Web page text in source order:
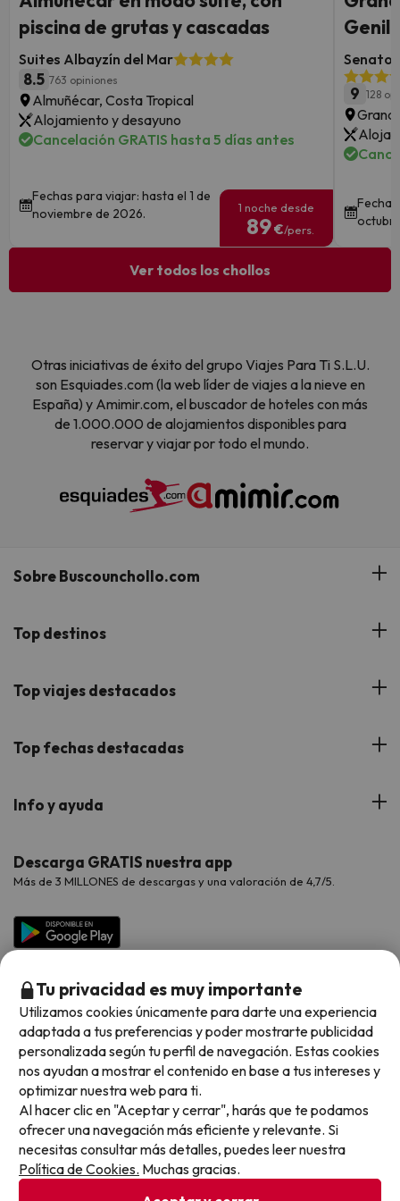
piscina de grutas y cascadas
Suites Albayzín del Mar
8.5 763 opiniones
Almuñécar, Costa Tropical
Alojamiento y desayuno
Cancelación GRATIS hasta 5 días antes
Fechas para viajar: hasta el 1 de
noviembre de 2026.
1 noche desde
89€/pers.
Genil
9 128
Ver todos los chollos
Otras iniciativas de éxito del grupo Viajes Para Ti S.L.U.
son Esquiades.com (la web líder de viajes a la nieve en
España) y Amimir.com, el buscador de hoteles con más
de 1.000.000 de alojamientos disponibles para
reservar y viajar por todo el mundo.
Sobre Buscounchollo.com
¿Quiénes somos?
Buscounchollo en los medios
Proveedores
Viajes para grupos
Top destinos
Hoteles Andalucía
Hoteles Cataluña
Hoteles Galicia
Hoteles Salou
Top viajes destacados
Viajes con Niños
Viajes de Novios
Chollos con Todo Incluido
Chollos en la playa
Hoteles con toboganes
Selección de la Newsletter
Los favoritos de nuestros clientes
Top fechas destacadas
Verano
Vacaciones en Agosto
Vacaciones en Octubre
Vacaciones en Noviembre
Info y ayuda
Contáctanos
Preguntas frecuentes
Descarga GRATIS nuestra app
Más de 3 MILLONES de descargas y una valoración de 4,7/5.
Métodos de pago disponibles
Condiciones generales
Tu privacidad es muy importante
Utilizamos cookies únicamente para darte una experiencia
adaptada a tus preferencias y poder mostrarte publicidad
personalizada según tu perfil de navegación. Estas cookies
nos ayudan a mostrar el contenido en base a tus intereses y
optimizar nuestra web para ti.
Al hacer clic en "Aceptar y cerrar", harás que te podamos
ofrecer una navegación más eficiente y relevante. Si
necesitas consultar más detalles, puedes leer nuestra
Política de Cookies. Muchas gracias.